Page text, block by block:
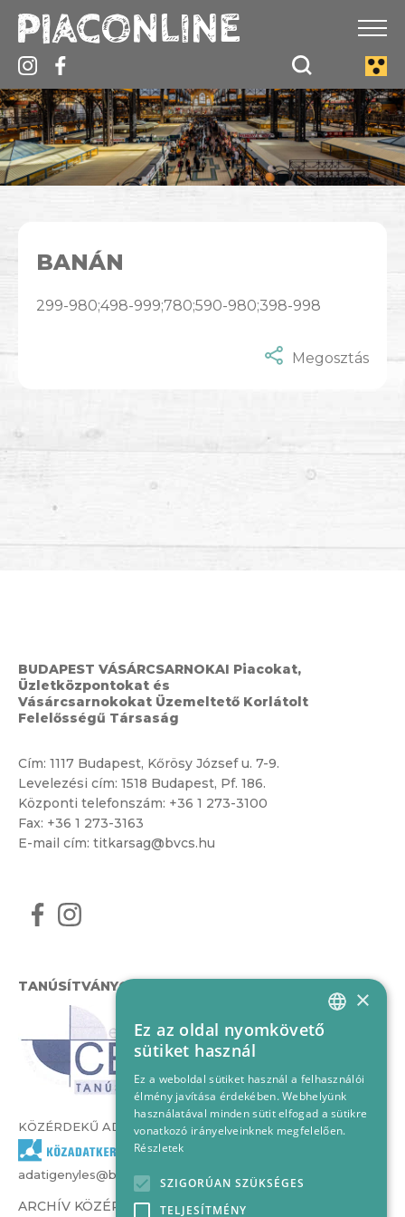
BANÁN
299-980;498-999;780;590-980;398-998
Megosztás
BUDAPEST VÁSÁRCSARNOKAI Piacokat,
Üzletközpontokat és
Vásárcsarnokokat Üzemeltető Korlátolt
Felelősségű Társaság
Cím: 1117 Budapest, Kőrösy József u. 7-9.
Levelezési cím: 1518 Budapest, Pf. 186.
Központi telefonszám: +36 1 273-3100
Fax: +36 1 273-3163
E-mail cím: titkarsag@bvcs.hu
TANÚSÍTVÁNYOK
KÖZÉRDEKŰ ADATOK
adatigenyles@bvcs.hu
ARCHÍV KÖZÉRDEKŰ ADATOK –
HUNGARIAN
×
Ez az oldal nyomkövető
sütiket használ
Ez a weboldal sütiket használ a felhasználói
élmény javítása érdekében. Webhelyünk
használatával minden sütit elfogad a sütikre
vonatkozó irányelveinknek megfelelően.
Részletek
SZIGORÚAN SZÜKSÉGES
TELJESÍTMÉNY